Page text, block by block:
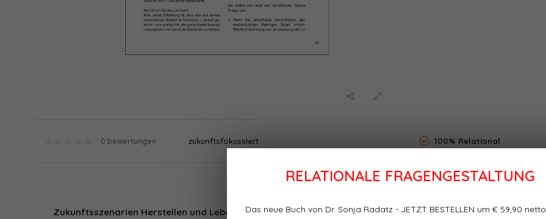
RELATIONALE FRAGENGESTALTUNG
Das neue Buch von Dr. Sonja Radatz - JETZT BESTELLEN um € 59,90 netto
0 bewertungen zukunftsfokussiert 100% Relational
Zukunftsszenarien Herstellen und Leben Bewertungen